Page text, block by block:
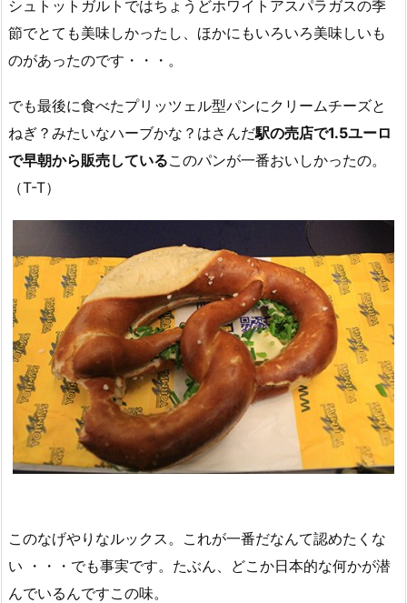
シュトットガルトではちょうどホワイトアスパラガスの季
節でとても美味しかったし、ほかにもいろいろ美味しいも
のがあったのです・・・。
でも最後に食べたプリッツェル型パンにクリームチーズと
ねぎ？みたいなハーブかな？はさんだ駅の売店で1.5ユーロ
で早朝から販売しているこのパンが一番おいしかったの。
（T-T）
このなげやりなルックス。これが一番だなんて認めたくな
い ・・・でも事実です。たぶん、どこか日本的な何かが潜
んでいるんですこの味。